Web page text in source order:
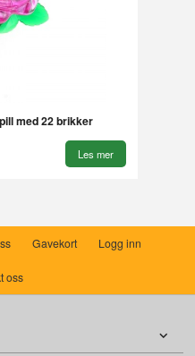
med 22 brikker
Les mer
Gavekort Logg inn
oss